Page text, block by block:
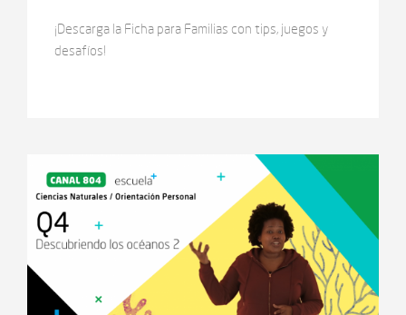
¡Descarga la Ficha para Familias con tips, juegos y
desafíos!